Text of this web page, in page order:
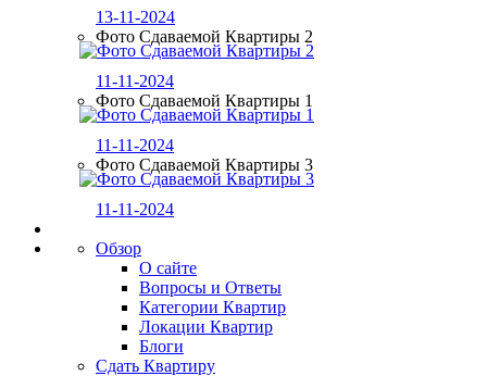
13-11-2024
Фото Сдаваемой Квартиры 2
11-11-2024
Фото Сдаваемой Квартиры 1
11-11-2024
Фото Сдаваемой Квартиры 3
11-11-2024
Обзор
О сайте
Вопросы и Ответы
Категории Квартир
Локации Квартир
Блоги
Сдать Квартиру